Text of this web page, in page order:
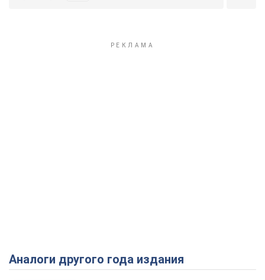
Аналоги другого года издания